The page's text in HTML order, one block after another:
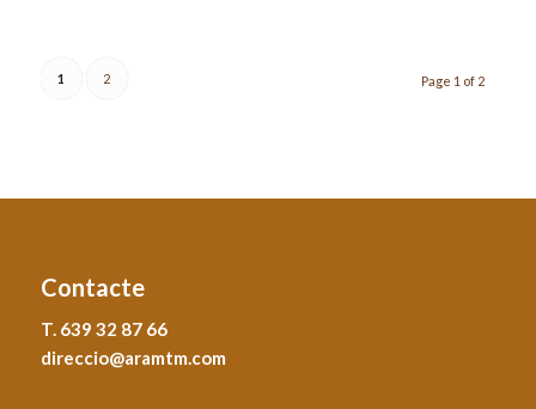
Page 1 of 2
1 2
Contacte
T. 639 32 87 66
direccio@aramtm.com